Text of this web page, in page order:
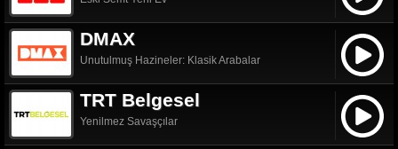
DMAX
Unutulmuş Hazineler: Klasik Arabalar
TRT Belgesel
Yenilmez Savaşçılar